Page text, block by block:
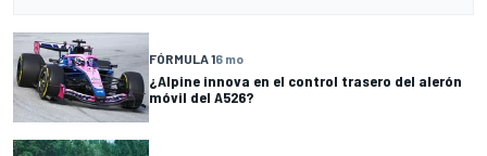
FÓRMULA 16 mo
¿Alpine innova en el control trasero del alerón
móvil del A526?